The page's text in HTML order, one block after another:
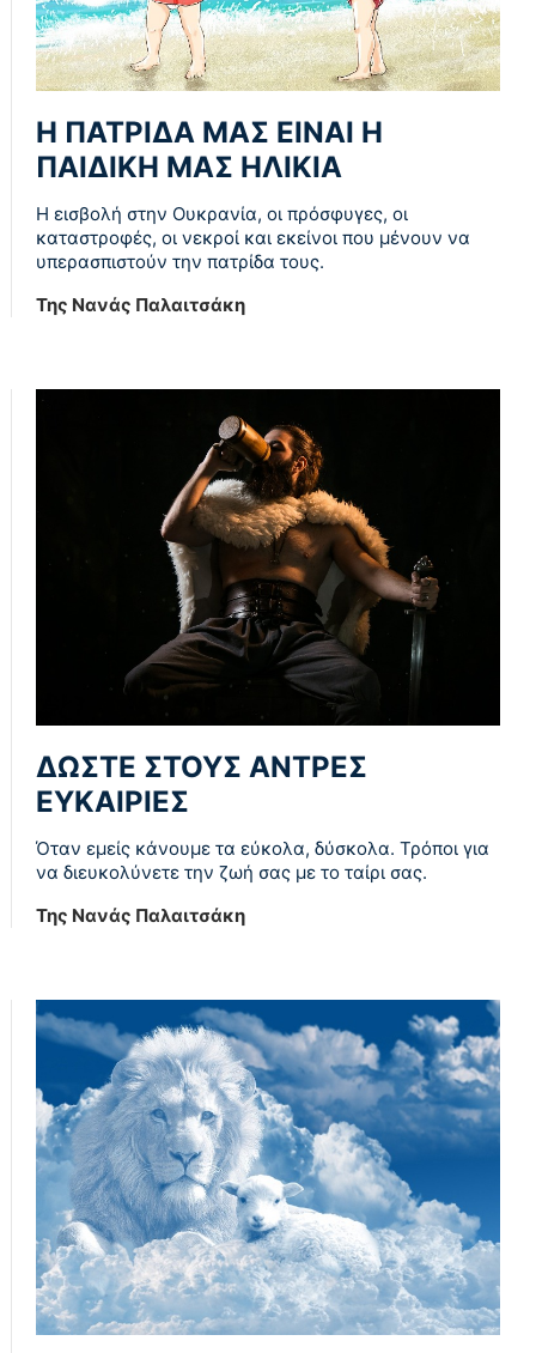
Η ΠΑΤΡΙΔΑ ΜΑΣ ΕΙΝΑΙ Η
ΠΑΙΔΙΚΗ ΜΑΣ ΗΛΙΚΙΑ
Η εισβολή στην Ουκρανία, οι πρόσφυγες, οι
καταστροφές, οι νεκροί και εκείνοι που μένουν να
υπερασπιστούν την πατρίδα τους.
Της Νανάς Παλαιτσάκη
ΔΩΣΤΕ ΣΤΟΥΣ ΑΝΤΡΕΣ
ΕΥΚΑΙΡΙΕΣ
Όταν εμείς κάνουμε τα εύκολα, δύσκολα. Τρόποι για
να διευκολύνετε την ζωή σας με το ταίρι σας.
Της Νανάς Παλαιτσάκη